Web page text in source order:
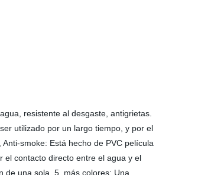
resistente al desgaste, antigrietas.
utilizado por un largo tiempo, y por el
smoke: Está hecho de PVC película
el contacto directo entre el agua y el
de una sola. 5, más colores: Una